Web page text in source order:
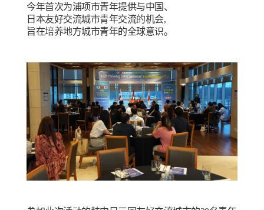
今年首次为浦项市青年提供与中国、
日本友好交流城市青年交流的机会,
旨在培养地方城市青年的全球意识。